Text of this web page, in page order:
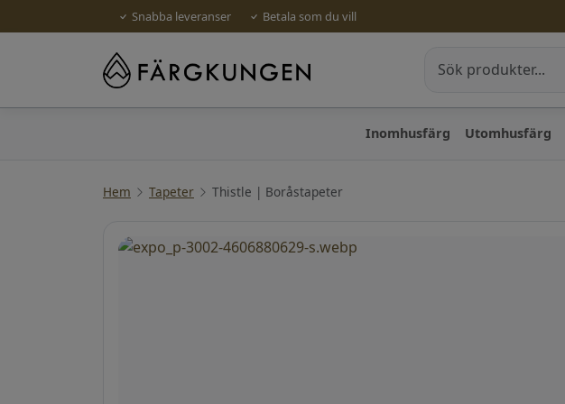
Snabba leveranser Betala som du vill
Inomhusfärg Utomhusfärg
Hem Tapeter Thistle | Boråstapeter